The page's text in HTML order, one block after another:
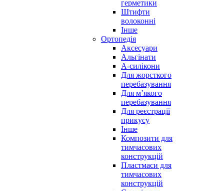
герметики
Штифти
волоконні
Інше
Ортопедія
Аксесуари
Альгінати
А-силікони
Для жорсткого
перебазування
Для м’якого
перебазування
Для реєстрації
прикусу
Інше
Композити для
тимчасових
конструкцій
Пластмаси для
тимчасових
конструкцій